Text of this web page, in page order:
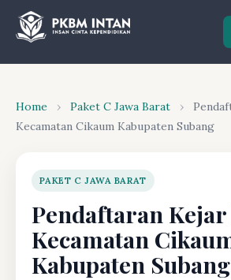
Home › Paket C Jawa Barat ›
Kecamatan Cikaum Kabupaten Subang
PAKET C JAWA BARAT
Pendaftaran Kejar
Kecamatan
Kabupaten Subang